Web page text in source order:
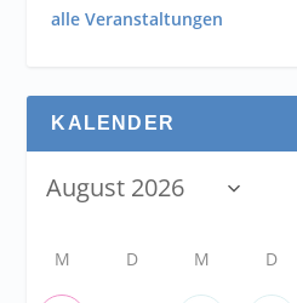
alle Veranstaltungen
KALENDER
M D M D